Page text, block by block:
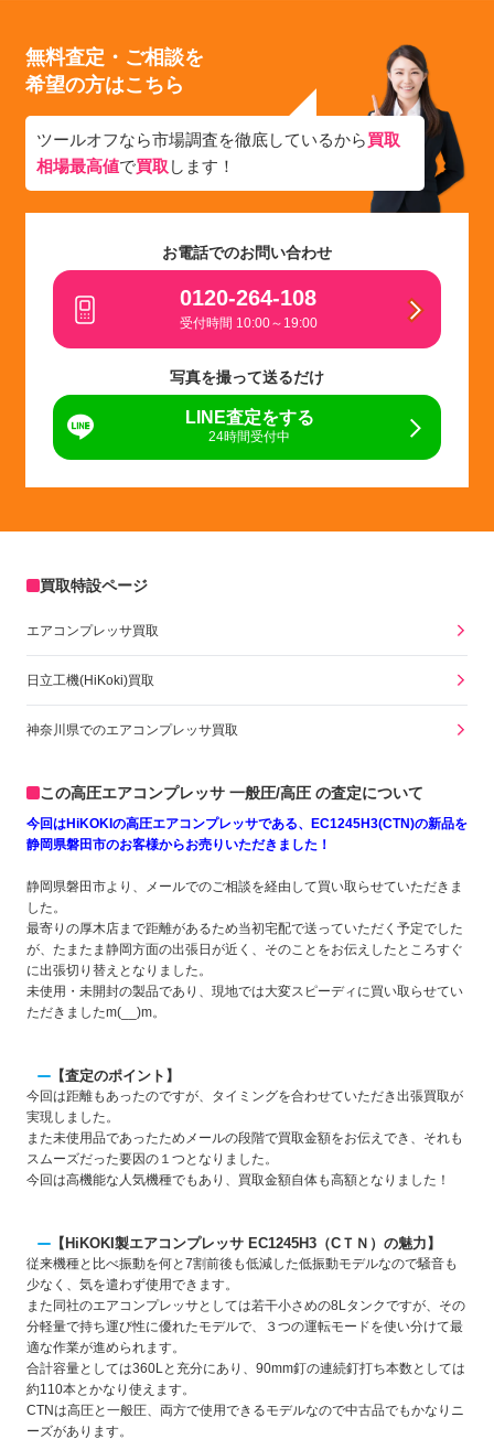
無料査定・ご相談を
希望の方はこちら
ツールオフなら市場調査を徹底しているから買取
相場最高値で買取 します！
お電話でのお問い合わせ
0120-264-108
受付時間 10:00～19:00
写真を撮って送るだけ
LINE査定をする
24時間受付中
買取特設ページ
エアコンプレッサ買取
日立工機(HiKoki)買取
神奈川県でのエアコンプレッサ買取
この高圧エアコンプレッサ 一般圧/高圧 の査定について
今回はHiKOKIの高圧エアコンプレッサである、EC1245H3(CTN)の新品を
静岡県磐田市のお客様からお売りいただきました！
静岡県磐田市より、メールでのご相談を経由して買い取らせていただきま
した。
最寄りの厚木店まで距離があるため当初宅配で送っていただく予定でした
が、たまたま静岡方面の出張日が近く、そのことをお伝えしたところすぐ
に出張切り替えとなりました。
未使用・未開封の製品であり、現地では大変スピーディに買い取らせてい
ただきましたm(__)m。
【査定のポイント】
今回は距離もあったのですが、タイミングを合わせていただき出張買取が
実現しました。
また未使用品であったためメールの段階で買取金額をお伝えでき、それも
スムーズだった要因の１つとなりました。
今回は高機能な人気機種でもあり、買取金額自体も高額となりました！
【HiKOKI製エアコンプレッサ EC1245H3（CＴＮ）の魅力】
従来機種と比べ振動を何と7割前後も低減した低振動モデルなので騒音も
少なく、気を遣わず使用できます。
また同社のエアコンプレッサとしては若干小さめの8Lタンクですが、その
分軽量で持ち運び性に優れたモデルで、３つの運転モードを使い分けて最
適な作業が進められます。
合計容量としては360Lと充分にあり、90mm釘の連続釘打ち本数としては
約110本とかなり使えます。
CTNは高圧と一般圧、両方で使用できるモデルなので中古品でもかなりニ
ーズがあります。